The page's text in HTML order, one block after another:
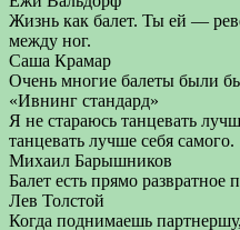
Жизнь как балет. Ты ей —
между ног.
Саша Крамар
Очень многие балеты были
«Ивнинг стандард»
Я не стараюсь танцевать
танцевать лучше себя самого.
Михаил Барышников
Балет есть прямо развратное
Лев Толстой
Когда поднимаешь